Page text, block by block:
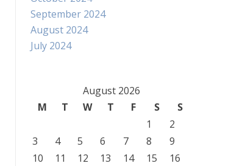
September 2024
August 2024
July 2024
August 2026
M
T W T F S
S
1
2
3
4 5 6 7 8
9
10
11 12 13 14 15
16